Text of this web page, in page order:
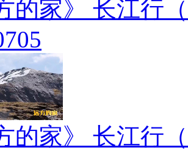
的家》 长江行
的家》 长江行